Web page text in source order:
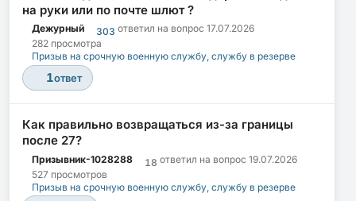
на руки или по почте шлют ?
Дежурный 303 ответил на вопрос 17.07.2026
282 просмотра
Призыв на срочную военную службу, службу в резерве
1ответ
Как правильно возвращаться из-за границы
после 27?
Призывник-1028288 18 ответил на вопрос 19.07.2026
527 просмотров
Призыв на срочную военную службу, службу в резерве